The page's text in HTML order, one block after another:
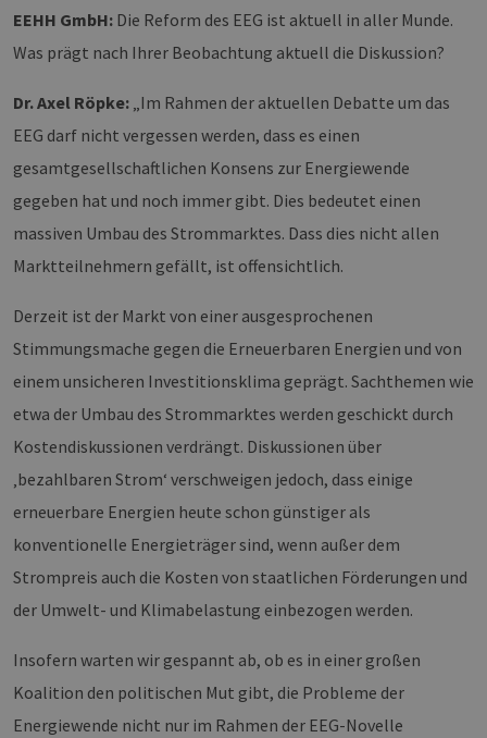
EEHH GmbH: Die Reform des EEG ist aktuell in aller Munde.
Was prägt nach Ihrer Beobachtung aktuell die Diskussion?
Dr. Axel Röpke: „Im Rahmen der aktuellen Debatte um das
EEG darf nicht vergessen werden, dass es einen
gesamtgesellschaftlichen Konsens zur Energiewende
gegeben hat und noch immer gibt. Dies bedeutet einen
massiven Umbau des Strommarktes. Dass dies nicht allen
Marktteilnehmern gefällt, ist offensichtlich.
Derzeit ist der Markt von einer ausgesprochenen
Stimmungsmache gegen die Erneuerbaren Energien und von
einem unsicheren Investitionsklima geprägt. Sachthemen wie
etwa der Umbau des Strommarktes werden geschickt durch
Kostendiskussionen verdrängt. Diskussionen über
‚bezahlbaren Strom‘ verschweigen jedoch, dass einige
erneuerbare Energien heute schon günstiger als
konventionelle Energieträger sind, wenn außer dem
Strompreis auch die Kosten von staatlichen Förderungen und
der Umwelt- und Klimabelastung einbezogen werden.
Insofern warten wir gespannt ab, ob es in einer großen
Koalition den politischen Mut gibt, die Probleme der
Energiewende nicht nur im Rahmen der EEG-Novelle